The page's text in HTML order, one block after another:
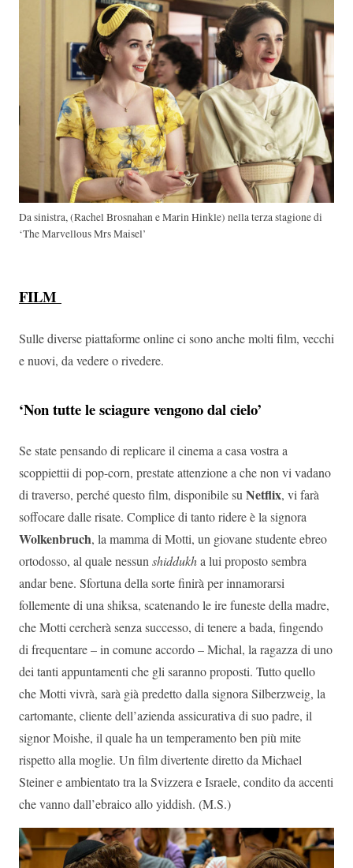
Da sinistra, (Rachel Brosnahan e Marin Hinkle) nella terza stagione di
‘The Marvellous Mrs Maisel’
FILM
Sulle diverse piattaforme online ci sono anche molti film, vecchi
e nuovi, da vedere o rivedere.
‘Non tutte le sciagure vengono dal cielo’
Se state pensando di replicare il cinema a casa vostra a
scoppiettii di pop-corn, prestate attenzione a che non vi vadano
di traverso, perché questo film, disponibile su Netflix, vi farà
soffocare dalle risate. Complice di tanto ridere è la signora
Wolkenbruch, la mamma di Motti, un giovane studente ebreo
ortodosso, al quale nessun shiddukha lui proposto sembra
andar bene. Sfortuna della sorte finirà per innamorarsi
follemente di una shiksa, scatenando le ire funeste della madre,
che Motti cercherà senza successo, di tenere a bada, fingendo
di frequentare – in comune accordo – Michal, la ragazza di uno
dei tanti appuntamenti che gli saranno proposti. Tutto quello
che Motti vivrà, sarà già predetto dalla signora Silberzweig, la
cartomante, cliente dell’azienda assicurativa di suo padre, il
signor Moishe, il quale ha un temperamento ben più mite
rispetto alla moglie. Un film divertente diretto da Michael
Steiner e ambientato tra la Svizzera e Israele, condito da accenti
che vanno dall’ebraico allo yiddish. (M.S.)